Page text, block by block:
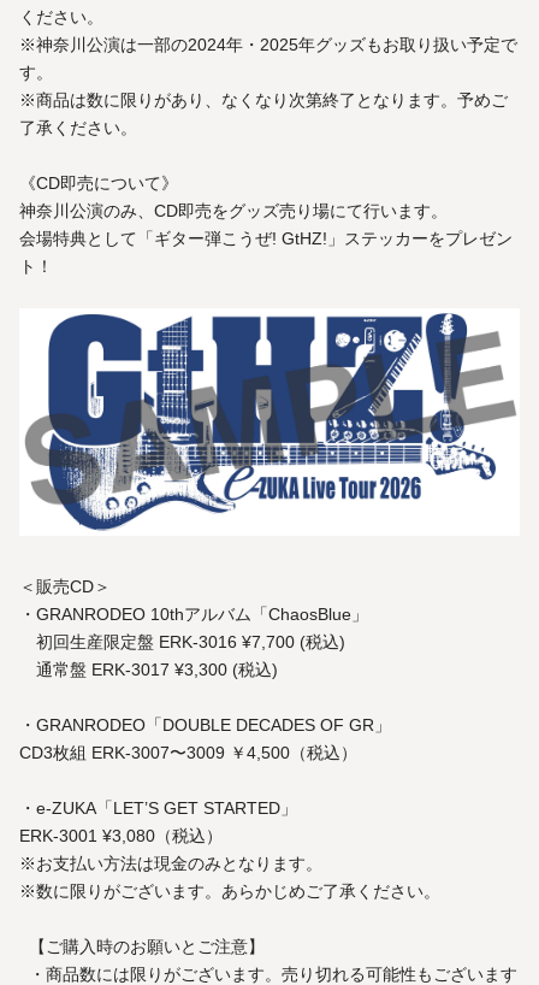
ください。
※神奈川公演は一部の2024年・2025年グッズもお取り扱い予定で
す。
※商品は数に限りがあり、なくなり次第終了となります。予めご
了承ください。
《CD即売について》
神奈川公演のみ、CD即売をグッズ売り場にて行います。
会場特典として「ギター弾こうぜ! GtHZ!」ステッカーをプレゼン
ト！
＜販売CD＞
・GRANRODEO 10thアルバム「ChaosBlue」
初回生産限定盤 ERK-3016 ¥7,700 (税込)
通常盤 ERK-3017 ¥3,300 (税込)
・GRANRODEO「DOUBLE DECADES OF GR」
CD3枚組 ERK-3007〜3009 ￥4,500（税込）
・e-ZUKA「LET’S GET STARTED」
ERK-3001 ¥3,080（税込）
※お支払い方法は現金のみとなります。
※数に限りがございます。あらかじめご了承ください。
【ご購入時のお願いとご注意】
・商品数には限りがございます。売り切れる可能性もございます